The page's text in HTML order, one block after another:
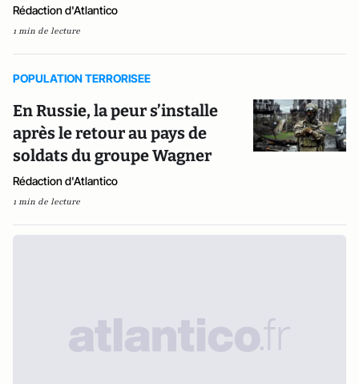
Rédaction d'Atlantico
1 min de lecture
POPULATION TERRORISEE
En Russie, la peur s’installe
après le retour au pays de
soldats du groupe Wagner
Rédaction d'Atlantico
1 min de lecture